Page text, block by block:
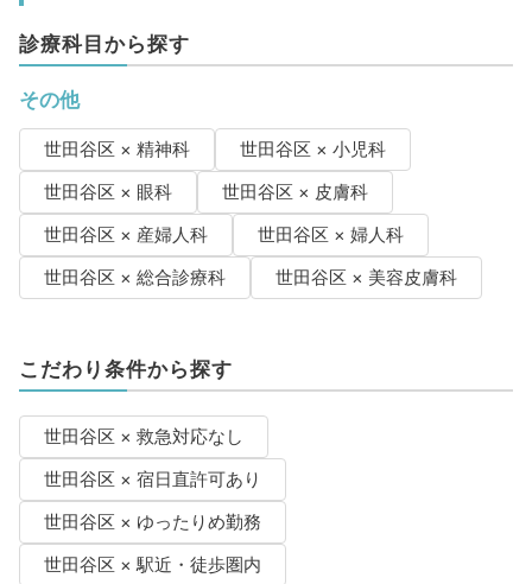
診療科目から探す
その他
世田谷区 × 精神科
世田谷区 × 小児科
世田谷区 × 眼科
世田谷区 × 皮膚科
世田谷区 × 産婦人科
世田谷区 × 婦人科
世田谷区 × 総合診療科
世田谷区 × 美容皮膚科
こだわり条件から探す
世田谷区 × 救急対応なし
世田谷区 × 宿日直許可あり
世田谷区 × ゆったりめ勤務
世田谷区 × 駅近・徒歩圏内